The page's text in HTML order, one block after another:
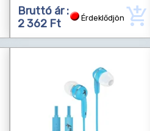
Bruttó ár :
2 362 Ft
Érdeklődjön add_shopping_cart